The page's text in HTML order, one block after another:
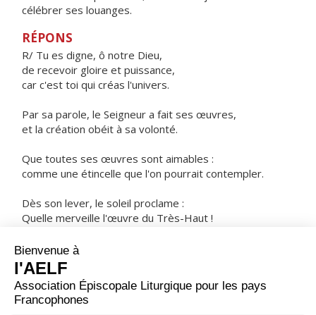
célébrer ses louanges.
RÉPONS
R/ Tu es digne, ô notre Dieu,
de recevoir gloire et puissance,
car c'est toi qui créas l'univers.
Par sa parole, le Seigneur a fait ses œuvres,
et la création obéit à sa volonté.
Que toutes ses œuvres sont aimables :
comme une étincelle que l'on pourrait contempler.
Dès son lever, le soleil proclame :
Quelle merveille l'œuvre du Très-Haut !
ORAISON
Tu protèges, Seigneur, ceux qui comptent sur toi ; sans
toi rien n'est fort et rien n'est saint : multiplie pour nous